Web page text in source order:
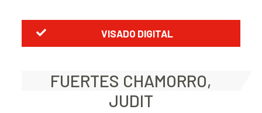
VISADO DIGITAL
FUERTES CHAMORRO,
JUDIT